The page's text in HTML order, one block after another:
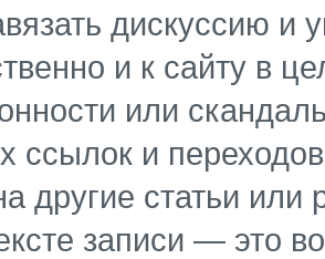
дискуссию и
и к сайту в
или
ссылок и
другие статьи или
записи — это